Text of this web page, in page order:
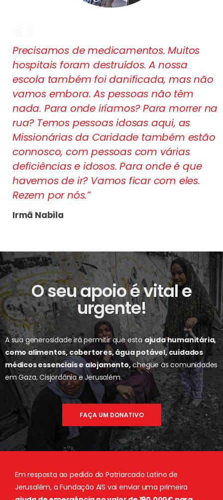
Precisamos de medicamentos. Muitos
hospitais foram destruídos. A nossa
escola também foi danificada, mas não
vamos embora. As pessoas não têm
nada. Para onde iríamos? Para morrer na
rua? Temos pessoas idosas aqui, as
Missionárias da Caridade também estão
connosco, com pessoas com várias
deficiências e idosos. Para onde é que
havemos de ir? Vamos ficar com eles.
Rezem por nós.”
Irmã Nabila
O seu apoio é vitale
urgente!
A sua generosidade irá permitir que estaajuda humanitária,
como alimentos, cobertores, água potável, cuidados
médicos essenciais e alojamento,chegue às comunidades
em Gaza, Cisjordânia e Jerusalém.
FAÇA UM DONATIVO
Em resposta ao pedido do Patriarcado Latino de
Jerusalém, a Fundação AIS vai enviar uma primeira